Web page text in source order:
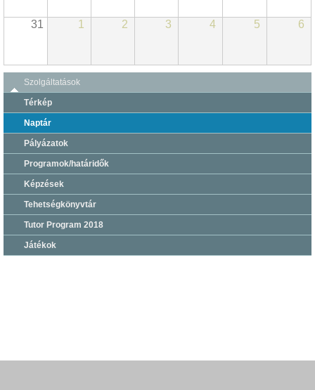
31 1 2 3 4 5 6
Szolgáltatások
Térkép
Naptár
Pályázatok
Programok/határidők
Képzések
Tehetségkönyvtár
Tutor Program 2018
Játékok